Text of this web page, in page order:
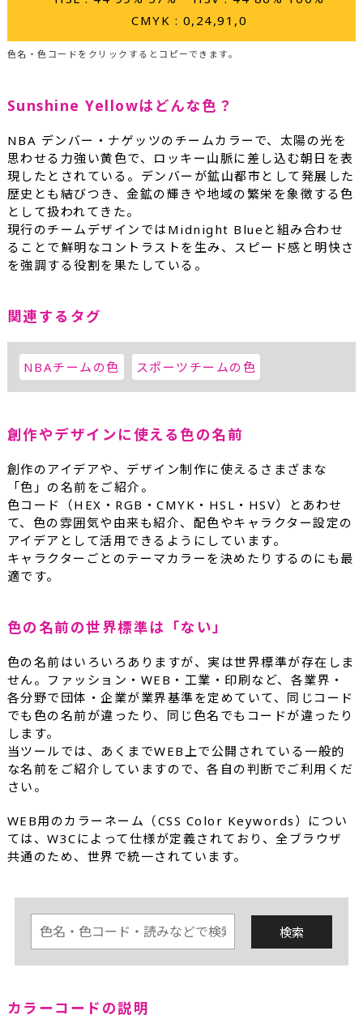
CMYK : 0,24,91,0
色名・色コードをクリックするとコピーできます。
Sunshine Yellowはどんな色？
NBA デンバー・ナゲッツのチームカラーで、太陽の光を
思わせる力強い黄色で、ロッキー山脈に差し込む朝日を表
現したとされている。デンバーが鉱山都市として発展した
歴史とも結びつき、金鉱の輝きや地域の繁栄を象徴する色
として扱われてきた。
現行のチームデザインではMidnight Blueと組み合わせ
ることで鮮明なコントラストを生み、スピード感と明快さ
を強調する役割を果たしている。
関連するタグ
NBAチームの色 スポーツチームの色
創作やデザインに使える色の名前
創作のアイデアや、デザイン制作に使えるさまざまな
「色」の名前をご紹介。
色コード（HEX・RGB・CMYK・HSL・HSV）とあわせ
て、色の雰囲気や由来も紹介、配色やキャラクター設定の
アイデアとして活用できるようにしています。
キャラクターごとのテーマカラーを決めたりするのにも最
適です。
色の名前の世界標準は「ない」
色の名前はいろいろありますが、実は世界標準が存在しま
せん。ファッション・WEB・工業・印刷など、各業界・
各分野で団体・企業が業界基準を定めていて、同じコード
でも色の名前が違ったり、同じ色名でもコードが違ったり
します。
当ツールでは、あくまでWEB上で公開されている一般的
な名前をご紹介していますので、各自の判断でご利用くだ
さい。
WEB用のカラーネーム（CSS Color Keywords）につい
ては、W3Cによって仕様が定義されており、全ブラウザ
共通のため、世界で統一されています。
カラーコードの説明